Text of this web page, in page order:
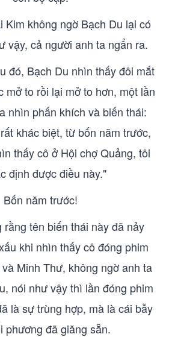
Kim không ngờ Bạch Du lại có
vậy, cả người anh ta ngẩn ra.
đó, Bạch Du nhìn thấy đôi mắt
mở to rồi lại mở to hơn, một lần
nhìn phấn khích và biến thái:
khác biệt, từ bốn năm trước,
thấy cô ở Hội chợ Quảng, tôi
định được điều này."
Bốn năm trước!
rằng tên biến thái này đã nảy
khi nhìn thấy cô đóng phim
Minh Thư, không ngờ anh ta
nói như vậy thì lần đóng phim
là sự trùng hợp, mà là cái bẫy
phương đã giăng sẵn.